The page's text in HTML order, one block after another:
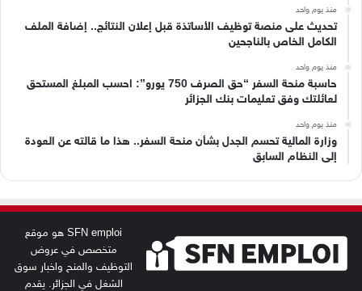
منذ يوم واحد
تحديث على منصة توظيف الأساتذة قبل إعلان النتائج.. إضافة الملف
الكامل الخاص بالناجحين
منذ يوم واحد
حاسبة منحة السفر “حق الصرف 750 يورو”: احسب المبلغ المستحق
لعائلتك وفق تعليمات بنك الجزائر
منذ يوم واحد
وزارة المالية تحسم الجدل بشأن منحة السفر.. هذا ما قالته عن العودة
إلى النظام السابق
SFN emploi هو موقع
متخصص في عروض
التوظيف والمنح واخبار سوق
الشغل في الجزائر. يقدم